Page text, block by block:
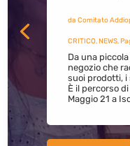
da Comitato
CRITICO,NEWS,
Da una
negozio che
suoi prodotti, i
È il percorso
Maggio 21 a